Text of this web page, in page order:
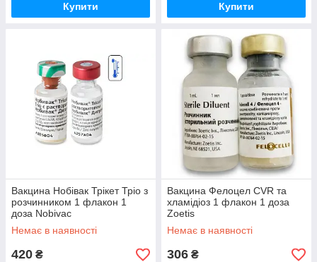
Купити Купити
Вакцина Нобівак Трікет Тріо з
розчинником 1 флакон 1
доза Nobivac
Немає в наявності
420 ₴
Вакцина Фелоцел CVR та
хламідіоз 1 флакон 1 доза
Zoetis
Немає в наявності
306 ₴